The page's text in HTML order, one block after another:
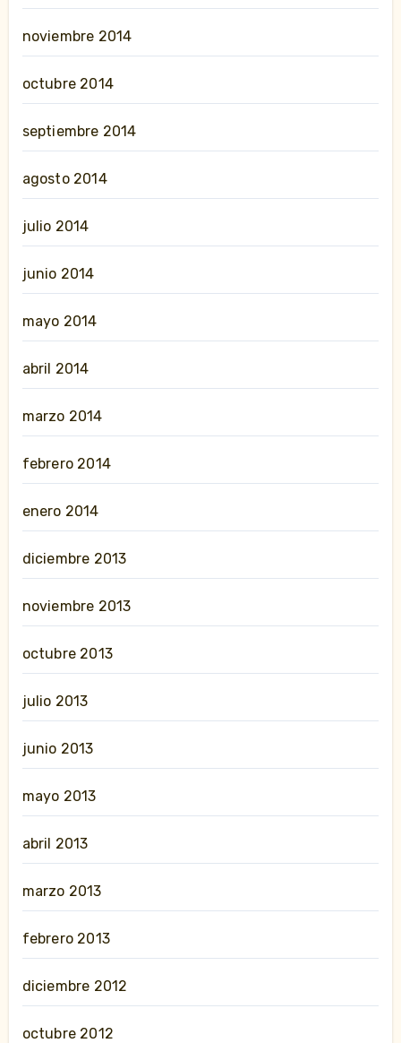
noviembre 2014
octubre 2014
septiembre 2014
agosto 2014
julio 2014
junio 2014
mayo 2014
abril 2014
marzo 2014
febrero 2014
enero 2014
diciembre 2013
noviembre 2013
octubre 2013
julio 2013
junio 2013
mayo 2013
abril 2013
marzo 2013
febrero 2013
diciembre 2012
octubre 2012